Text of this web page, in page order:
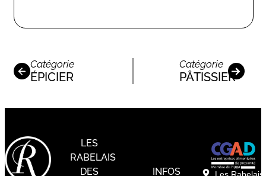
Catégorie
ÉPICIER
Catégorie
PÂTISSIER
LES
RABELAIS
DES
INFOS